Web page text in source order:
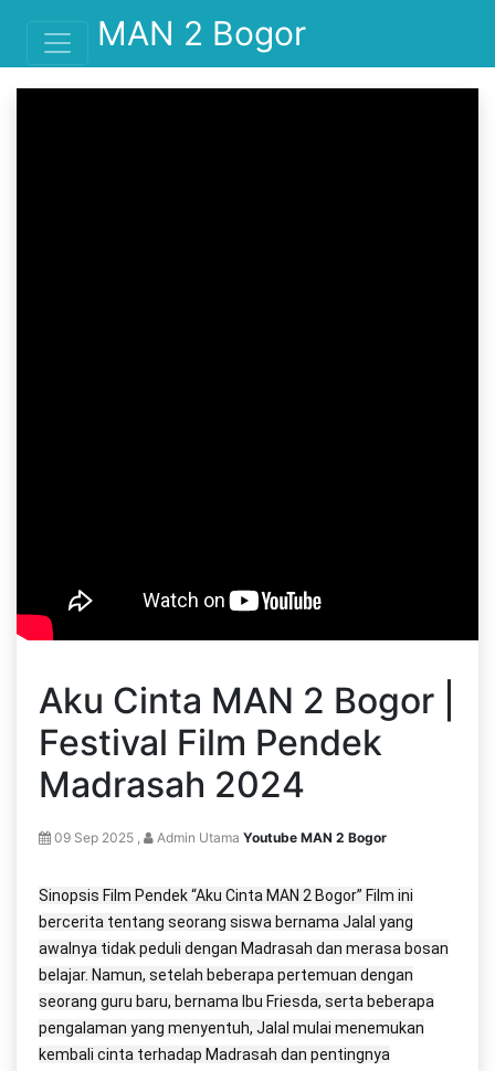
MAN 2 Bogor
Aku Cinta MAN 2 Bogor |
Festival Film Pendek
Madrasah 2024
09 Sep 2025 , Admin Utama Youtube MAN 2 Bogor
Sinopsis Film Pendek “Aku Cinta MAN 2 Bogor” Film ini
bercerita tentang seorang siswa bernama Jalal yang
awalnya tidak peduli dengan Madrasah dan merasa bosan
belajar. Namun, setelah beberapa pertemuan dengan
seorang guru baru, bernama Ibu Friesda, serta beberapa
pengalaman yang menyentuh, Jalal mulai menemukan
kembali cinta terhadap Madrasah dan pentingnya